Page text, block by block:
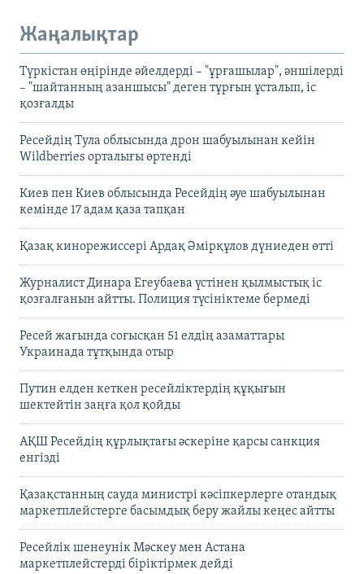
Жаңалықтар
Түркістан өңірінде әйелдерді – "ұрғашылар", әншілерді
– "шайтанның азаншысы" деген тұрғын ұсталып, іс
қозғалды
Ресейдің Тула облысында дрон шабуылынан кейін
Wildberries орталығы өртенді
Киев пен Киев облысында Ресейдің әуе шабуылынан
кемінде 17 адам қаза тапқан
Қазақ кинорежиссері Ардақ Әмірқұлов дүниеден өтті
Журналист Динара Егеубаева үстінен қылмыстық іс
қозғалғанын айтты. Полиция түсініктеме бермеді
Ресей жағында соғысқан 51 елдің азаматтары
Украинада тұтқында отыр
Путин елден кеткен ресейліктердің құқығын
шектейтін заңға қол қойды
АҚШ Ресейдің құрлықтағы әскеріне қарсы санкция
енгізді
Қазақстанның сауда министрі кәсіпкерлерге отандық
маркетплейстерге басымдық беру жайлы кеңес айтты
Ресейлік шенеунік Мәскеу мен Астана
маркетплейстерді біріктірмек дейді